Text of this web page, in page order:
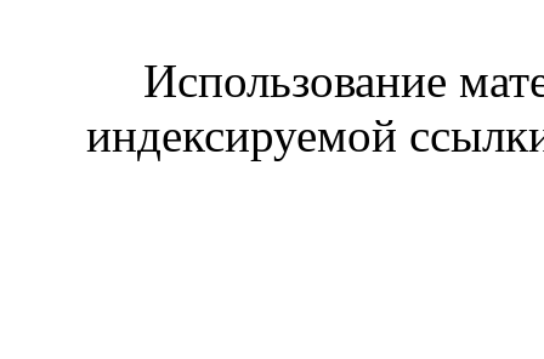
Использование
индексируемой